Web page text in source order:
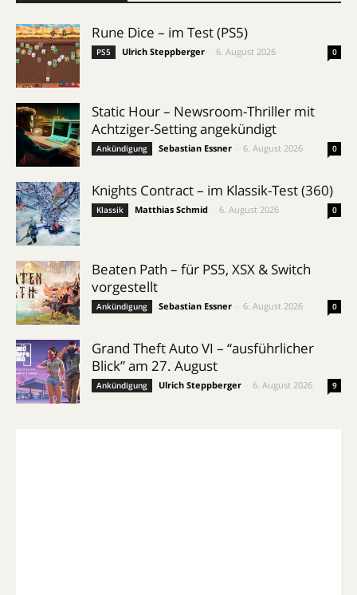
Rune Dice – im Test (PS5)
PS5 Ulrich Steppberger 6. August 2026 0
Static Hour – Newsroom-Thriller mit
Achtziger-Setting angekündigt
Ankündigung Sebastian Essner 6. August 2026 0
Knights Contract – im Klassik-Test (360)
Klassik Matthias Schmid 6. August 2026 0
Beaten Path – für PS5, XSX & Switch
vorgestellt
Ankündigung Sebastian Essner 6. August 2026 0
Grand Theft Auto VI – “ausführlicher
Blick” am 27. August
Ankündigung Ulrich Steppberger 6. August 2026 9